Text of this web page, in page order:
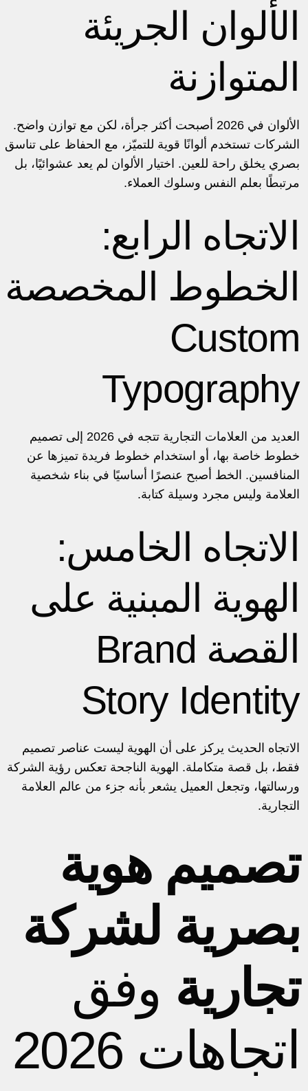
الألوان الجريئة
المتوازنة
الألوان في 2026 أصبحت أكثر جرأة، لكن مع توازن واضح.
الشركات تستخدم ألوانًا قوية للتميّز، مع الحفاظ على تناسق
بصري يخلق راحة للعين. اختيار الألوان لم يعد عشوائيًا، بل
مرتبطًا بعلم النفس وسلوك العملاء.
الاتجاه الرابع:
الخطوط المخصصة
Custom
Typography
العديد من العلامات التجارية تتجه في 2026 إلى تصميم
خطوط خاصة بها، أو استخدام خطوط فريدة تميزها عن
المنافسين. الخط أصبح عنصرًا أساسيًا في بناء شخصية
العلامة وليس مجرد وسيلة كتابة.
الاتجاه الخامس:
الهوية المبنية على
القصة Brand
Story Identity
الاتجاه الحديث يركز على أن الهوية ليست عناصر تصميم
فقط، بل قصة متكاملة. الهوية الناجحة تعكس رؤية الشركة
ورسالتها، وتجعل العميل يشعر بأنه جزء من عالم العلامة
التجارية.
تصميم هوية
بصرية لشركة
تجارية وفق
اتجاهات 2026